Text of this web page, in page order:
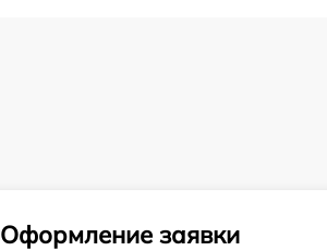
Оформление заявки